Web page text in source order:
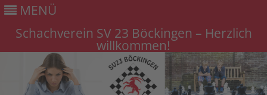
MENÜ
Schachverein SV 23 Böckingen – Herzlich
willkommen!